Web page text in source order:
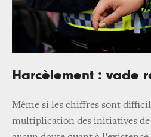
Harcèlement : vade
Même si les chiffres sont
multiplication des initiatives de